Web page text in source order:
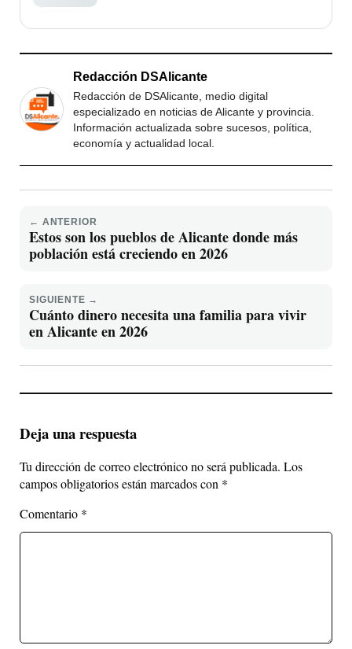
Redacción DSAlicante
Redacción de DSAlicante, medio digital
especializado en noticias de Alicante y provincia.
Información actualizada sobre sucesos, política,
economía y actualidad local.
← ANTERIOR
Estos son los pueblos de Alicante donde más
población está creciendo en 2026
SIGUIENTE →
Cuánto dinero necesita una familia para vivir
en Alicante en 2026
Deja una respuesta
Tu dirección de correo electrónico no será publicada. Los
campos obligatorios están marcados con *
Comentario *